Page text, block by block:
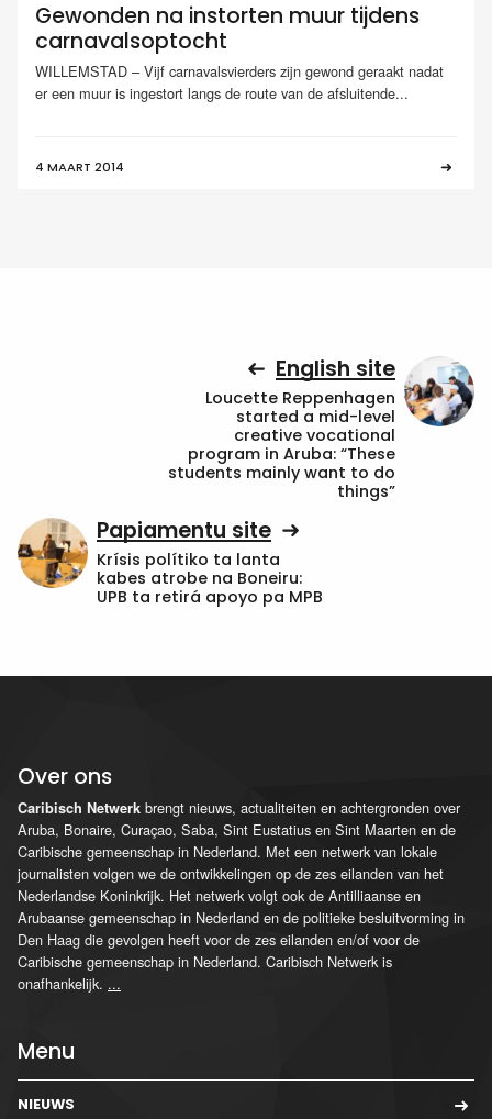
Gewonden na instorten muur tijdens
carnavalsoptocht
WILLEMSTAD – Vijf carnavalsvierders zijn gewond geraakt nadat
er een muur is ingestort langs de route van de afsluitende...
4 MAART 2014
English site
Loucette Reppenhagen
started a mid-level
creative vocational
program in Aruba: “These
students mainly want to do
things”
Papiamentu site
Krísis polítiko ta lanta
kabes atrobe na Boneiru:
UPB ta retirá apoyo pa MPB
Over ons
Caribisch Netwerk brengt nieuws, actualiteiten en achtergronden over
Aruba, Bonaire, Curaçao, Saba, Sint Eustatius en Sint Maarten en de
Caribische gemeenschap in Nederland. Met een netwerk van lokale
journalisten volgen we de ontwikkelingen op de zes eilanden van het
Nederlandse Koninkrijk. Het netwerk volgt ook de Antilliaanse en
Arubaanse gemeenschap in Nederland en de politieke besluitvorming in
Den Haag die gevolgen heeft voor de zes eilanden en/of voor de
Caribische gemeenschap in Nederland. Caribisch Netwerk is
onafhankelijk. ...
Menu
NIEUWS